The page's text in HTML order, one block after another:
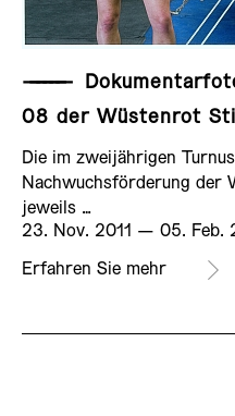
——————
08 der Wüstenrot
Die im zweijährigen
Nachwuchsförderung der
jeweils …
23. Nov. 2011 ­— 05. Feb.
Erfahren Sie mehr